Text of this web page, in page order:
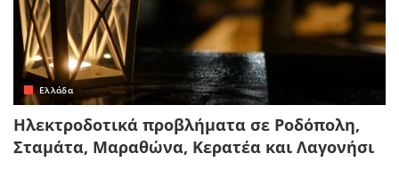
Ελλάδα
Ηλεκτροδοτικά προβλήματα σε Ροδόπολη,
Σταμάτα, Μαραθώνα, Κερατέα και Λαγονήσι